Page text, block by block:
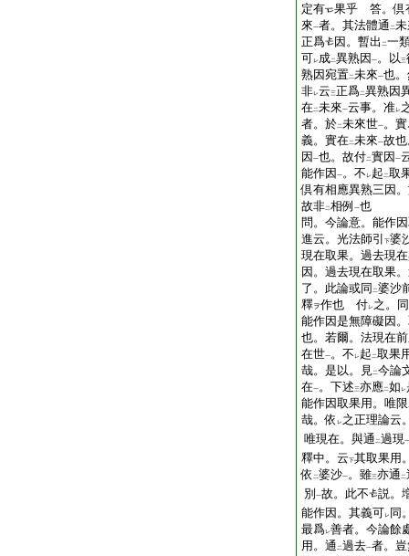
定有
果乎 答。倶
來一者。其法體通 二
正爲
因。暫出 二一
可レ成二異熟因 一。以三
熟因宛置二未來一也
非レ云三正爲二異熟因
在二未來一云事。准レ
者。於二未來世一。
義。實在二未來一故
因 一也。故付二實因 一
能作因 一。不 レ起 二取
倶有相應異熟三因
故非二相例 一也
問。今論意。能作
進云。光法師引
下婆
現在取果。過去現
因。過去現在取果
了。此論或同 二婆沙
釋ヲ作也 付レ之。同
能作因是無障礙因
也。若爾。法現在
在世一。不 レ起 二取果
哉。是以。見二今論
在一。下述三亦應二如 レ
能作因取果用。唯限
哉。依 レ之正理論云
唯現在。與通 二過現一
釋中。云下其取果用
依 二婆沙一。雖三亦通 二
別 一故。此不
説。
能作因。其義可レ 同
最爲レ善者。今論餘
用。通 二過去一者。